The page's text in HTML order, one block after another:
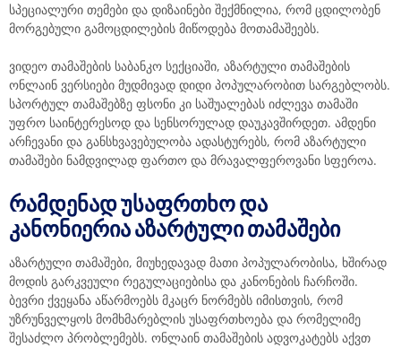
სპეციალური თემები და დიზაინები შექმნილია, რომ ცდილობენ
მორგებული გამოცდილების მიწოდება მოთამაშეებს.
ვიდეო თამაშების საბანკო სექციაში, აზარტული თამაშების
ონლაინ ვერსიები მუდმივად დიდი პოპულარობით სარგებლობს.
სპორტულ თამაშებზე ფსონი კი საშუალებას იძლევა თამაში
უფრო საინტერესოდ და სენსორულად დაუკავშირდეთ. ამდენი
არჩევანი და განსხვავებულობა ადასტურებს, რომ აზარტული
თამაშები ნამდვილად ფართო და მრავალფეროვანი სფეროა.
ᲠᲐᲛᲓᲔᲜᲐᲓ ᲣᲡᲐᲤᲠᲗᲮᲝ ᲓᲐ
ᲙᲐᲜᲝᲜᲘᲔᲠᲘᲐ ᲐᲖᲐᲠᲢᲣᲚᲘ ᲗᲐᲛᲐᲨᲔᲑᲘ
აზარტული თამაშები, მიუხედავად მათი პოპულარობისა, ხშირად
მოდის გარკვეული რეგულაციებისა და კანონების ჩარჩოში.
ბევრი ქვეყანა აწარმოებს მკაცრ ნორმებს იმისთვის, რომ
უზრუნველყოს მომხმარებლის უსაფრთხოება და რომელიმე
შესაძლო პრობლემებს. ონლაინ თამაშების ადვოკატებს აქვთ